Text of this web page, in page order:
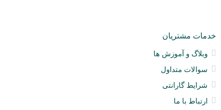
خدمات مشتریان
وبلاگ و آموزش ها
سوالات متداول
شرایط گارانتی
ارتباط با ما